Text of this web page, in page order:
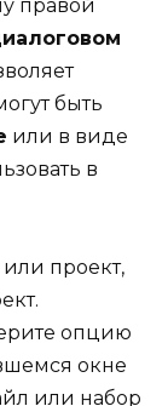
правой
быть
или в виде
в
проект,
опцию
окне
или набор